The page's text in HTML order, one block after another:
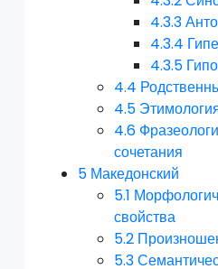
4.3.3
4.3.4
4.3.5
4.4
4.5
4.6
сочетания
5 Македонский
5.1
свойства
5.2
5.3